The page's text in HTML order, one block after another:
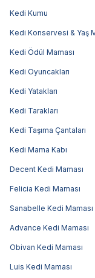
Kedi Kumu
Kedi Konservesi & Yaş
Kedi Ödül Maması
Kedi Oyuncakları
Kedi Yatakları
Kedi Tarakları
Kedi Taşıma Çantaları
Kedi Mama Kabı
Decent Kedi Maması
Felicia Kedi Maması
Sanabelle Kedi Maması
Advance Kedi Maması
Obivan Kedi Maması
Luis Kedi Maması